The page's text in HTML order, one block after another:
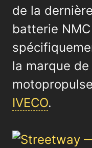
de la
batterie
la marque
IVECO.